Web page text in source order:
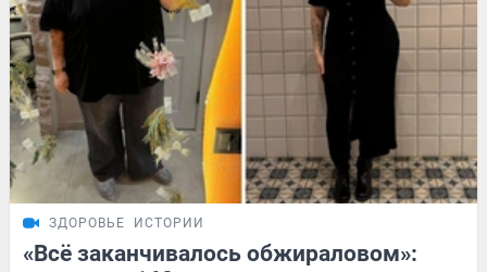
ЗДОРОВЬЕ ИСТОРИИ
«Всё заканчивалось обжираловом»: